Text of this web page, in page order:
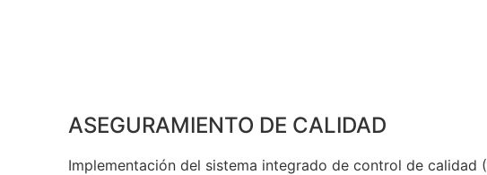
ASEGURAMIENTO DE CALIDAD
Implementación del sistema integrado de control de calidad (